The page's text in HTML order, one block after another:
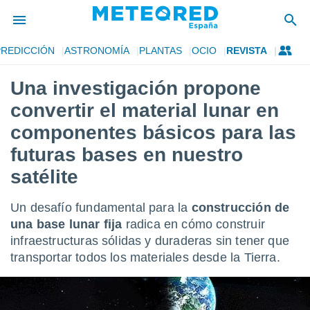
de
por
la
que se
calidad.
a este
y
forma
digital
ASTRONOMÍA PLANTAS OCIO REVISTA
Una investigación propone
convertir el material lunar en
componentes básicos para las
futuras bases en nuestro
satélite
Un desafío fundamental para la construcción de
una base lunar fija radica en cómo construir
infraestructuras sólidas y duraderas sin tener que
transportar todos los materiales desde la Tierra.